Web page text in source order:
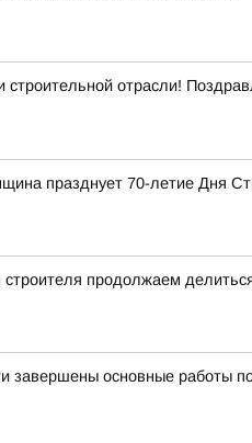
строительной отрасли!
празднует 70-летие Дня
продолжаем
завершены основные работы